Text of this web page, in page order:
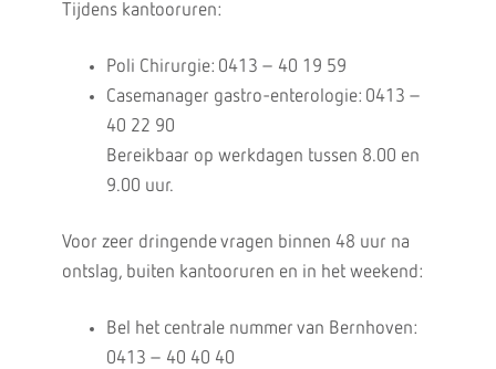
Tijdens kantooruren:
Poli Chirurgie: 0413 – 40 19 59
Casemanager gastro-enterologie: 0413 –
40 22 90
Bereikbaar op werkdagen tussen 8.00 en
9.00 uur.
Voor zeer dringende vragen binnen 48 uur na
ontslag, buiten kantooruren en in het weekend:
Bel het centrale nummer van Bernhoven:
0413 – 40 40 40